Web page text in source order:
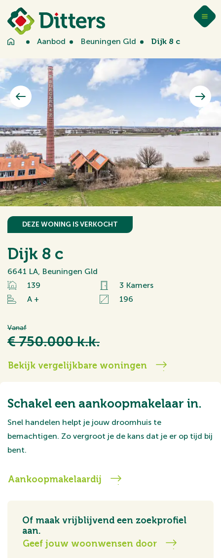
Aanbod Beuningen Gld Dijk 8 c
DEZE WONING IS VERKOCHT
Dijk 8 c
6641 LA, Beuningen Gld
139
3 Kamers
A +
196
Vanaf
€ 750.000 k.k.
Bekijk vergelijkbare woningen
Schakel een aankoopmakelaar in.
Snel handelen helpt je jouw droomhuis te
bemachtigen. Zo vergroot je de kans dat je er op tijd bij
bent.
Aankoopmakelaardij
Of maak vrijblijvend een zoekprofiel
aan.
Geef jouw woonwensen door